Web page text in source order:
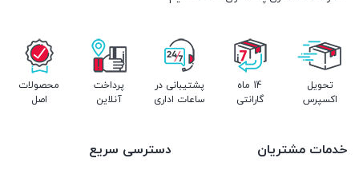
تحویل
اکسپرس
14 ماه
گارانتی
پشتیبانی در
ساعات اداری
پرداخت
آنلاین
محصولات
اصل
خدمات مشتریان دسترسی سریع